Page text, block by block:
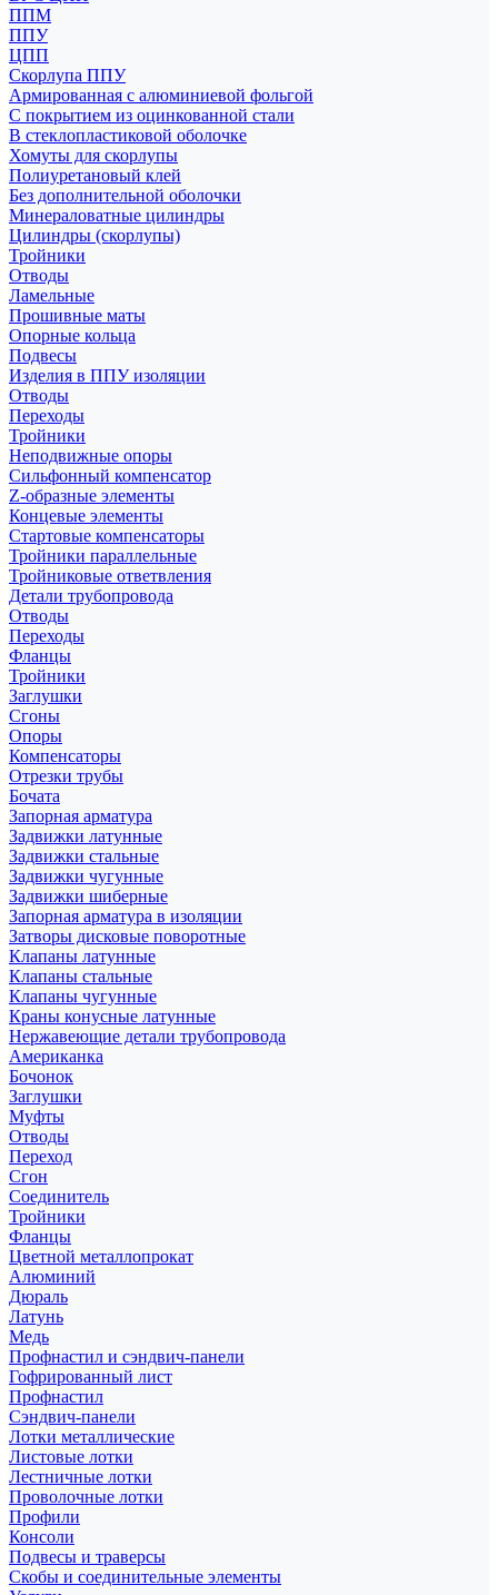
ППМ
ППУ
ЦПП
Скорлупа ППУ
Армированная с алюминиевой фольгой
С покрытием из оцинкованной стали
В стеклопластиковой оболочке
Хомуты для скорлупы
Полиуретановый клей
Без дополнительной оболочки
Минераловатные цилиндры
Цилиндры (скорлупы)
Тройники
Отводы
Ламельные
Прошивные маты
Опорные кольца
Подвесы
Изделия в ППУ изоляции
Отводы
Переходы
Тройники
Неподвижные опоры
Cильфонный компенсатор
Z-образные элементы
Концевые элементы
Стартовые компенсаторы
Тройники параллельные
Тройниковые ответвления
Детали трубопровода
Отводы
Переходы
Фланцы
Тройники
Заглушки
Сгоны
Опоры
Компенсаторы
Отрезки трубы
Бочата
Запорная арматура
Задвижки латунные
Задвижки стальные
Задвижки чугунные
Задвижки шиберные
Запорная арматура в изоляции
Затворы дисковые поворотные
Клапаны латунные
Клапаны стальные
Клапаны чугунные
Краны конусные латунные
Нержавеющие детали трубопровода
Американка
Бочонок
Заглушки
Муфты
Отводы
Переход
Сгон
Соединитель
Тройники
Фланцы
Цветной металлопрокат
Алюминий
Дюраль
Латунь
Медь
Профнастил и сэндвич-панели
Гофрированный лист
Профнастил
Сэндвич-панели
Лотки металлические
Листовые лотки
Лестничные лотки
Проволочные лотки
Профили
Консоли
Подвесы и траверсы
Скобы и соединительные элементы